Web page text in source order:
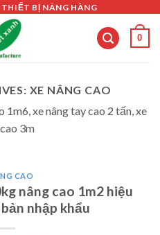
BỊ NÂNG HÀNG
0
XE NÂNG CAO
1m6, xe nâng tay cao 2 tấn, xe
3m
CAO
nâng cao 1m2 hiệu
nhập khẩu